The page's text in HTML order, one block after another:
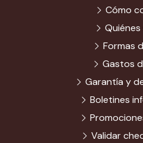
Cómo
Formas
Gastos
Garantía y
Boletines
Validar